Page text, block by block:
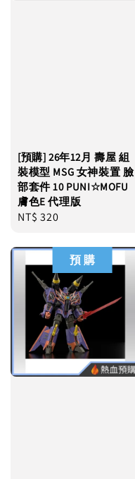
[預購] 26年12月 壽屋 組
裝模型 MSG 女神裝置 臉
部套件 10 PUNI☆MOFU
膚色E 代理版
Regular
NT$ 320
預 購